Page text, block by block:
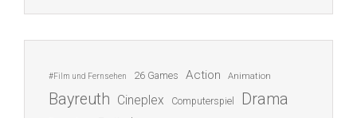
#Film und Fernsehen 26 Games Action Animation
Bayreuth Cineplex Computerspiel Drama